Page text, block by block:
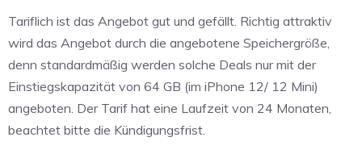
Tariflich ist das Angebot gut und gefällt. Richtig attraktiv
wird das Angebot durch die angebotene Speichergröße,
denn standardmäßig werden solche Deals nur mit der
Einstiegskapazität von 64 GB (im iPhone 12/ 12 Mini)
angeboten. Der Tarif hat eine Laufzeit von 24 Monaten,
beachtet bitte die Kündigungsfrist.